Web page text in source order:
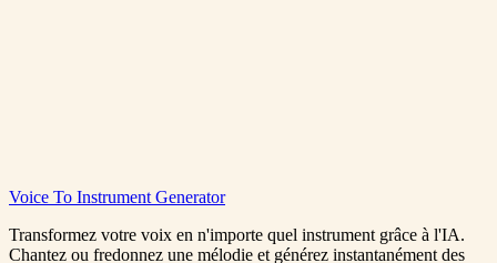
Générer du Rap Voir les Tarifs
Voice To Instrument Generator
Transformez votre voix en n'importe quel instrument grâce à l'IA.
Chantez ou fredonnez une mélodie et générez instantanément des